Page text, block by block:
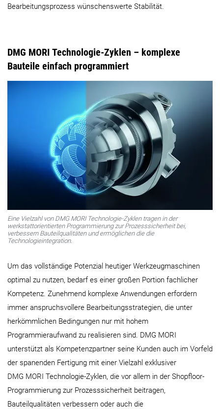
Bearbeitungsprozess wünschenswerte Stabilität.
DMG MORI Technologie-Zyklen – komplexe
Bauteile einfach programmiert
Eine Vielzahl von DMG MORI Technologie-Zyklen tragen in der
werkstattorientierten Programmierung zur Prozesssicherheit bei,
verbessern Bauteilqualitäten und ermöglichen die die
Technologieintegration.
Um das vollständige Potenzial heutiger Werkzeugmaschinen
optimal zu nutzen, bedarf es einer großen Portion fachlicher
Kompetenz. Zunehmend komplexe Anwendungen erfordern
immer anspruchsvollere Bearbeitungsstrategien, die unter
herkömmlichen Bedingungen nur mit hohem
Programmieraufwand zu realisieren sind. DMG MORI
unterstützt als Kompetenzpartner seine Kunden auch im Vorfeld
der spanenden Fertigung mit einer Vielzahl exklusiver
DMG MORI Technologie-Zyklen, die vor allem in der Shopfloor-
Programmierung zur Prozesssicherheit beitragen,
Bauteilqualitäten verbessern oder auch die